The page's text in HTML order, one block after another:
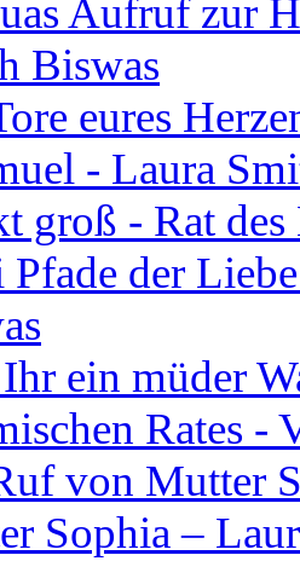
Aufruf zur
Biswas
eures
- Laura
groß - Rat
Pfade der
ein müder
Rates -
von Mutter
Sophia –